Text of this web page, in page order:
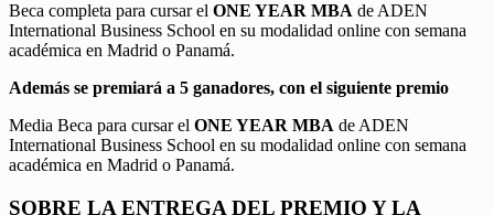
Beca completa para cursar el ONE YEAR MBA de ADEN
International Business School en su modalidad online con semana
académica en Madrid o Panamá.
Además se premiará a 5 ganadores, con el siguiente premio
Media Beca para cursar el ONE YEAR MBA de ADEN
International Business School en su modalidad online con semana
académica en Madrid o Panamá.
SOBRE LA ENTREGA DEL PREMIO Y LA